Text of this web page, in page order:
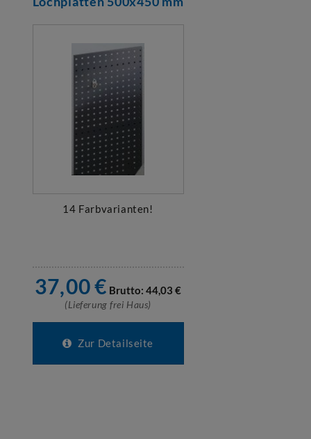
14 Farbvarianten!
37,00€ Brutto:44,03 €
(Lieferung frei Haus)
Zur Detailseite